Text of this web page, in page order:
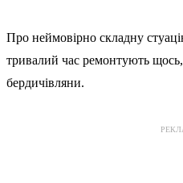
Про неймовірно складну
тривалий час ремонтують
бердичівляни.